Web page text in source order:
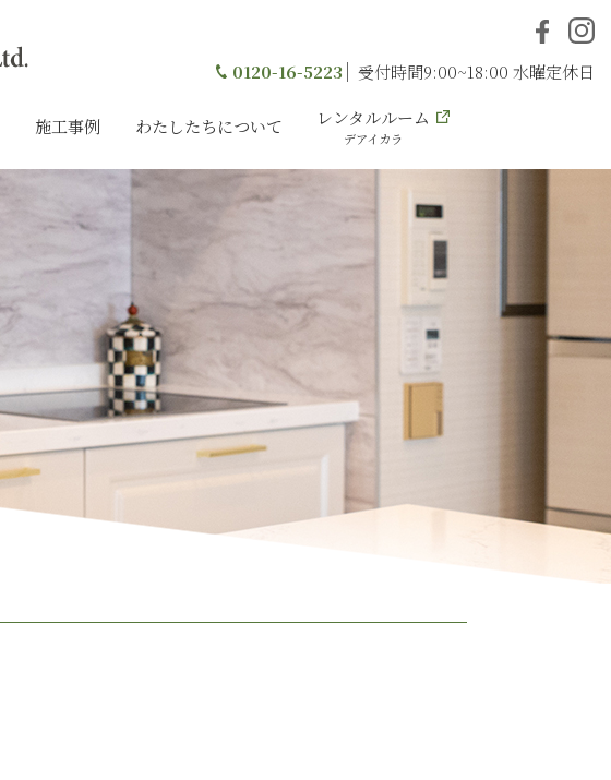
0120-16-5223 受付時間9:00~18:00 水曜定休日
施工事例 わたしたちについて レンタルルーム
デアイカラ